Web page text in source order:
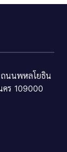
ถนนพหลโยธิน
คร 109000